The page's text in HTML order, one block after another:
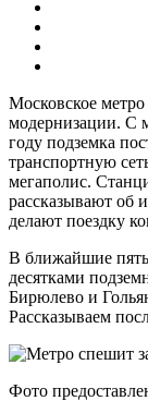
Московское
модернизации. С
году подземка
транспортную
мегаполис.
рассказывают об
делают поездку
В ближайшие пять
десятками
Бирюлево и
Рассказываем
Фото